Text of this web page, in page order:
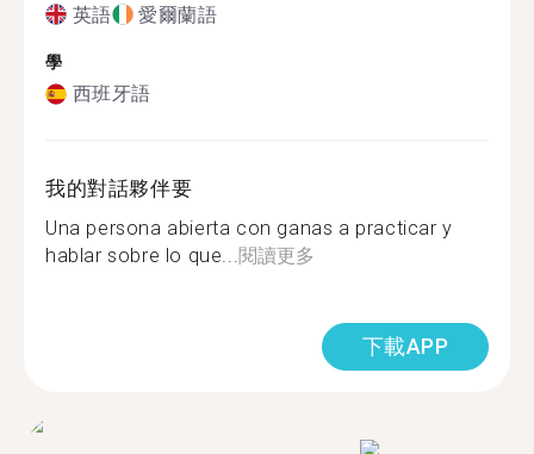
英語 愛爾蘭語
學
西班牙語
我的對話夥伴要
Una persona abierta con ganas a practicar y
hablar sobre lo que...閱讀更多
下載APP